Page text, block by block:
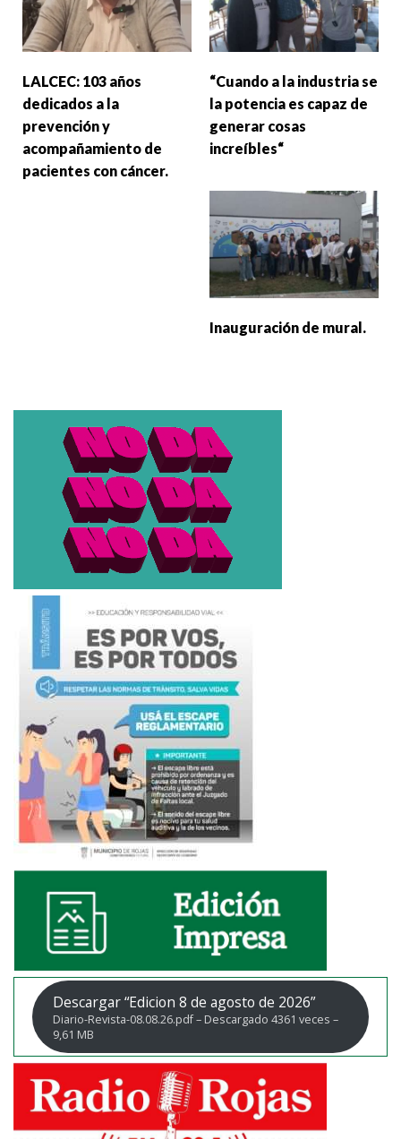
LALCEC: 103 años
dedicados a la
prevención y
acompañamiento de
pacientes con cáncer.
“Cuando a la industria se
la potencia es capaz de
generar cosas
increíbles“
Inauguración de mural.
Descargar “Edicion 8 de agosto de 2026”
Diario-Revista-08.08.26.pdf – Descargado 4361 veces –
9,61 MB